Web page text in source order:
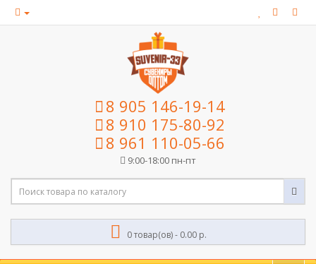
8 905 146-19-14
8 910 175-80-92
8 961 110-05-66
9:00-18:00 пн-пт
0 товар(ов) - 0.00 р.